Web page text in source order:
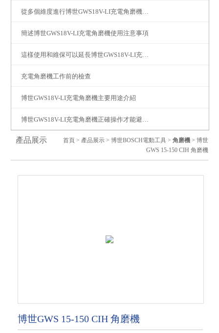
簡述博世GWS18V-LI充電角磨機使用注意事項
充電角磨機工作前的檢查
博世GWS18V-LI充電角磨機主要用途介紹
產品展示 首頁> 產品展示> 博世BOSCH電動工具> 角磨機> 博世
GWS 15-150 CIH 角磨機
博世GWS 15-150 CIH 角磨機